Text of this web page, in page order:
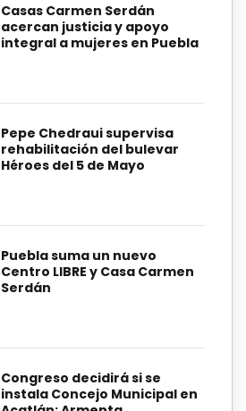
Casas Carmen Serdán
acercan justicia y apoyo
integral a mujeres en Puebla
Pepe Chedraui supervisa
rehabilitación del bulevar
Héroes del 5 de Mayo
Puebla suma un nuevo
Centro LIBRE y Casa Carmen
Serdán
Congreso decidirá si se
instala Concejo Municipal en